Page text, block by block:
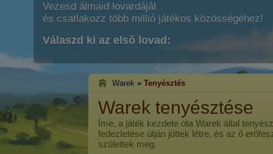
Vezesd álmaid lovardáját
és csatlakozz több millió játékos közösségéhez!
Válaszd ki az első lovad:
Warek » Tenyésztés
Warek tenyésztése
Íme, a játék kezdete óta Warek által
fedeztetése útján jöttek létre, és az ő
születtek meg.